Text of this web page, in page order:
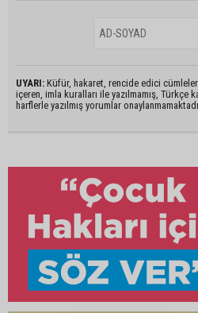
UYARI: Küfür, hakaret, rencide edici cümleler
içeren, imla kuralları ile yazılmamış, Türkçe
harflerle yazılmış yorumlar